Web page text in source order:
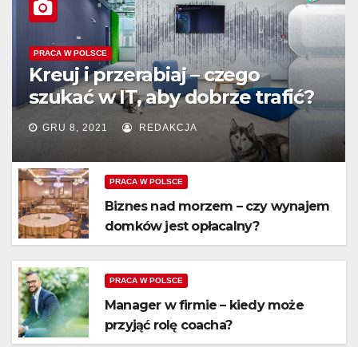
PRACA W POLSCE
Kreuj i przerabiaj – czego
szukać w IT, aby dobrze trafić?
GRU 8, 2021 REDAKCJA
PRACA W POLSCE
Biznes nad morzem – czy wynajem
domków jest opłacalny?
PRACA W POLSCE
Manager w firmie – kiedy może
przyjąć rolę coacha?